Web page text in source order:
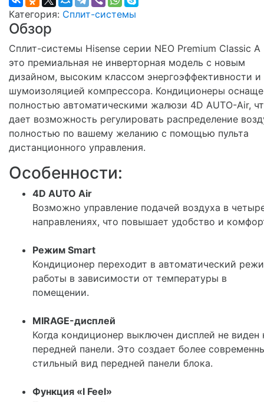
Категория: Сплит-системы
Обзор
Cплит-системы Hisense серии NEO Premium Classic A
это премиальная не инверторная модель с новым
дизайном, высоким классом энергоэффективности и
шумоизоляцией компрессора. Кондиционеры
полностью автоматическими жалюзи 4D AUTO-Air,
дает возможность регулировать распределение
полностью по вашему желанию с помощью пульта
дистанционного управления.
Особенности:
4D AUTO Air
Возможно управление подачей воздуха в
направлениях, что повышает удобство и
Режим Smart
Кондиционер переходит в автоматический
работы в зависимости от температуры в
помещении.
MIRAGE-дисплей
Когда кондиционер выключен дисплей не виден
передней панели. Это создает более
стильный вид передней панели блока.
Функция «I Feel»